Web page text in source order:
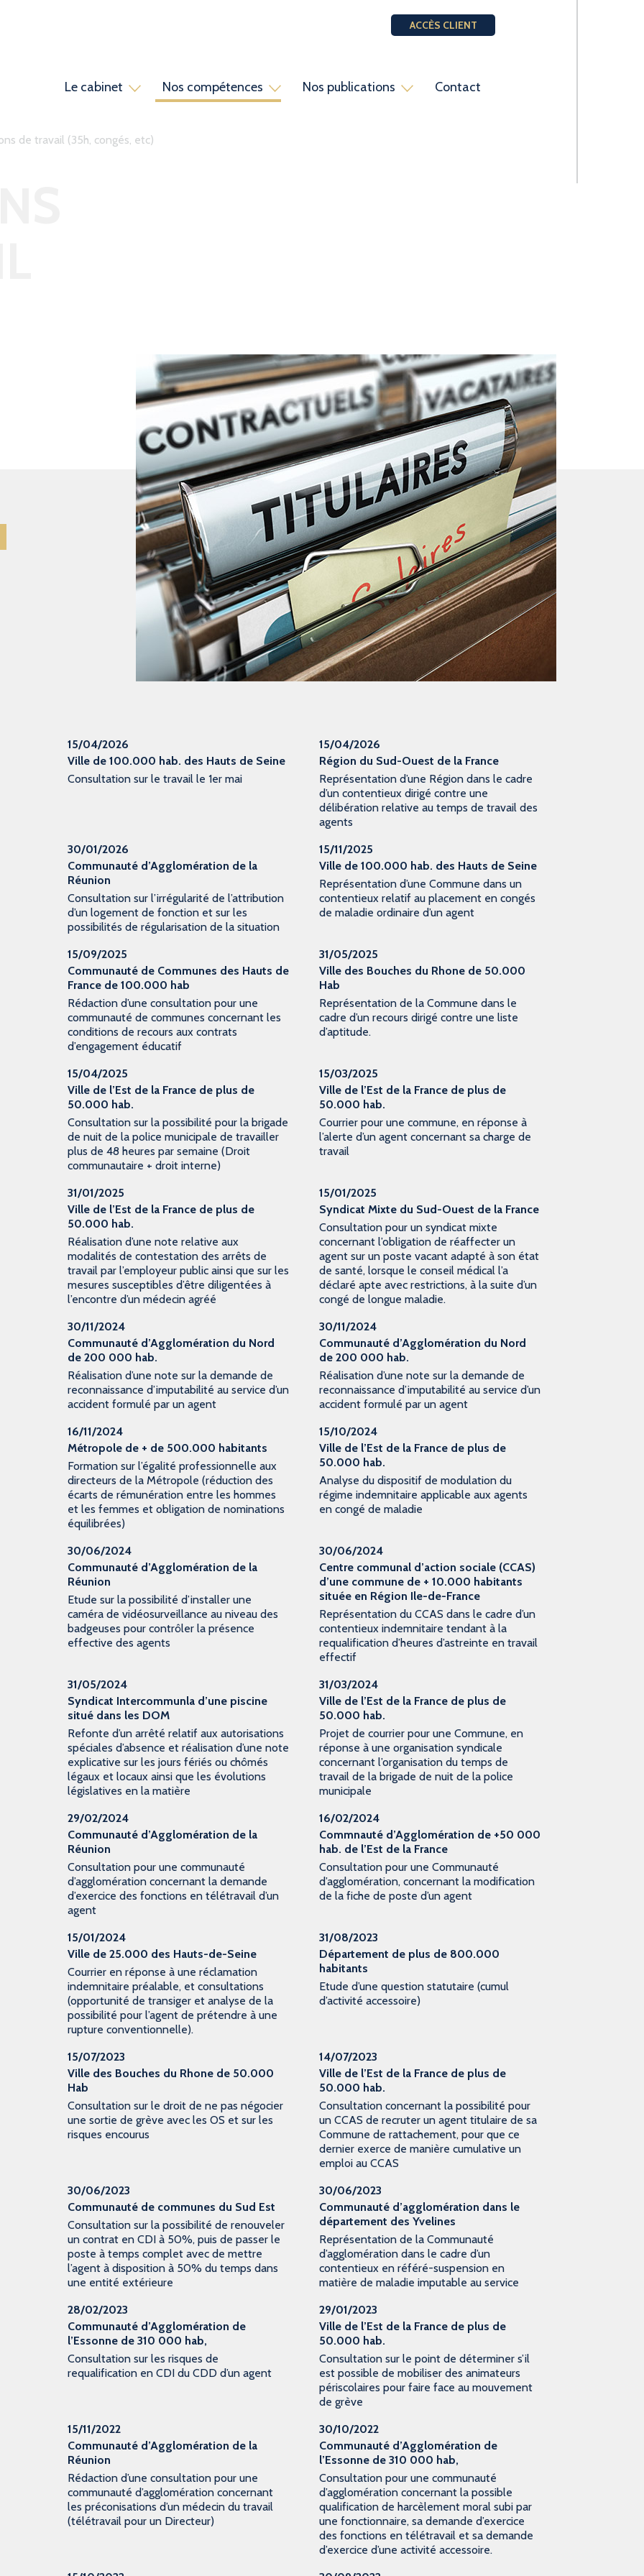
ACCÈS CLIENT
Le cabinet Nos compétences Nos publications Contact
de travail (35h, congés, etc)
15/04/2026
Ville de 100.000 hab. des Hauts de Seine
Consultation sur le travail le 1er mai
15/04/2026
Région du Sud-Ouest de la France
Représentation d’une Région dans le cadre
d’un contentieux dirigé contre une
délibération relative au temps de travail des
agents
30/01/2026
Communauté d’Agglomération de la
Réunion
Consultation sur l’irrégularité de l’attribution
d’un logement de fonction et sur les
possibilités de régularisation de la situation
15/11/2025
Ville de 100.000 hab. des Hauts de Seine
Représentation d’une Commune dans un
contentieux relatif au placement en congés
de maladie ordinaire d’un agent
15/09/2025
Communauté de Communes des Hauts de
France de 100.000 hab
Rédaction d’une consultation pour une
communauté de communes concernant les
conditions de recours aux contrats
d’engagement éducatif
31/05/2025
Ville des Bouches du Rhone de 50.000
Hab
Représentation de la Commune dans le
cadre d’un recours dirigé contre une liste
d’aptitude.
15/04/2025
Ville de l’Est de la France de plus de
50.000 hab.
Consultation sur la possibilité pour la brigade
de nuit de la police municipale de travailler
plus de 48 heures par semaine (Droit
communautaire + droit interne)
15/03/2025
Ville de l’Est de la France de plus de
50.000 hab.
Courrier pour une commune, en réponse à
l’alerte d’un agent concernant sa charge de
travail
31/01/2025
Ville de l’Est de la France de plus de
50.000 hab.
Réalisation d’une note relative aux
modalités de contestation des arrêts de
travail par l’employeur public ainsi que sur les
mesures susceptibles d’être diligentées à
l’encontre d’un médecin agréé
15/01/2025
Syndicat Mixte du Sud-Ouest de la France
Consultation pour un syndicat mixte
concernant l’obligation de réaffecter un
agent sur un poste vacant adapté à son état
de santé, lorsque le conseil médical l’a
déclaré apte avec restrictions, à la suite d’un
congé de longue maladie.
30/11/2024
Communauté d’Agglomération du Nord
de 200 000 hab.
Réalisation d’une note sur la demande de
reconnaissance d’imputabilité au service d’un
accident formulé par un agent
30/11/2024
Communauté d’Agglomération du Nord
de 200 000 hab.
Réalisation d’une note sur la demande de
reconnaissance d’imputabilité au service d’un
accident formulé par un agent
16/11/2024
Métropole de + de 500.000 habitants
Formation sur l’égalité professionnelle aux
directeurs de la Métropole (réduction des
écarts de rémunération entre les hommes
et les femmes et obligation de nominations
équilibrées)
15/10/2024
Ville de l’Est de la France de plus de
50.000 hab.
Analyse du dispositif de modulation du
régime indemnitaire applicable aux agents
en congé de maladie
30/06/2024
Communauté d’Agglomération de la
Réunion
Etude sur la possibilité d’installer une
caméra de vidéosurveillance au niveau des
badgeuses pour contrôler la présence
effective des agents
30/06/2024
Centre communal d’action sociale (CCAS)
d’une commune de + 10.000 habitants
située en Région Ile-de-France
Représentation du CCAS dans le cadre d’un
contentieux indemnitaire tendant à la
requalification d’heures d’astreinte en travail
effectif
31/05/2024
Syndicat Intercommunla d’une piscine
situé dans les DOM
Refonte d’un arrêté relatif aux autorisations
spéciales d’absence et réalisation d’une note
explicative sur les jours fériés ou chômés
légaux et locaux ainsi que les évolutions
législatives en la matière
31/03/2024
Ville de l’Est de la France de plus de
50.000 hab.
Projet de courrier pour une Commune, en
réponse à une organisation syndicale
concernant l’organisation du temps de
travail de la brigade de nuit de la police
municipale
29/02/2024
Communauté d’Agglomération de la
Réunion
Consultation pour une communauté
d’agglomération concernant la demande
d’exercice des fonctions en télétravail d’un
agent
16/02/2024
Commnauté d’Agglomération de +50 000
hab. de l’Est de la France
Consultation pour une Communauté
d’agglomération, concernant la modification
de la fiche de poste d’un agent
15/01/2024
Ville de 25.000 des Hauts-de-Seine
Courrier en réponse à une réclamation
indemnitaire préalable, et consultations
(opportunité de transiger et analyse de la
possibilité pour l’agent de prétendre à une
rupture conventionnelle).
31/08/2023
Département de plus de 800.000
habitants
Etude d’une question statutaire (cumul
d’activité accessoire)
15/07/2023
Ville des Bouches du Rhone de 50.000
Hab
Consultation sur le droit de ne pas négocier
une sortie de grève avec les OS et sur les
risques encourus
14/07/2023
Ville de l’Est de la France de plus de
50.000 hab.
Consultation concernant la possibilité pour
un CCAS de recruter un agent titulaire de sa
Commune de rattachement, pour que ce
dernier exerce de manière cumulative un
emploi au CCAS
30/06/2023
Communauté de communes du Sud Est
Consultation sur la possibilité de renouveler
un contrat en CDI à 50%, puis de passer le
poste à temps complet avec de mettre
l’agent à disposition à 50% du temps dans
une entité extérieure
30/06/2023
Communauté d’agglomération dans le
département des Yvelines
Représentation de la Communauté
d’agglomération dans le cadre d’un
contentieux en référé-suspension en
matière de maladie imputable au service
28/02/2023
Communauté d’Agglomération de
l’Essonne de 310 000 hab,
Consultation sur les risques de
requalification en CDI du CDD d’un agent
29/01/2023
Ville de l’Est de la France de plus de
50.000 hab.
Consultation sur le point de déterminer s’il
est possible de mobiliser des animateurs
périscolaires pour faire face au mouvement
de grève
15/11/2022
Communauté d’Agglomération de la
Réunion
Rédaction d’une consultation pour une
communauté d’agglomération concernant
les préconisations d’un médecin du travail
(télétravail pour un Directeur)
30/10/2022
Communauté d’Agglomération de
l’Essonne de 310 000 hab,
Consultation pour une communauté
d’agglomération concernant la possible
qualification de harcèlement moral subi par
une fonctionnaire, sa demande d’exercice
des fonctions en télétravail et sa demande
d’exercice d’une activité accessoire.